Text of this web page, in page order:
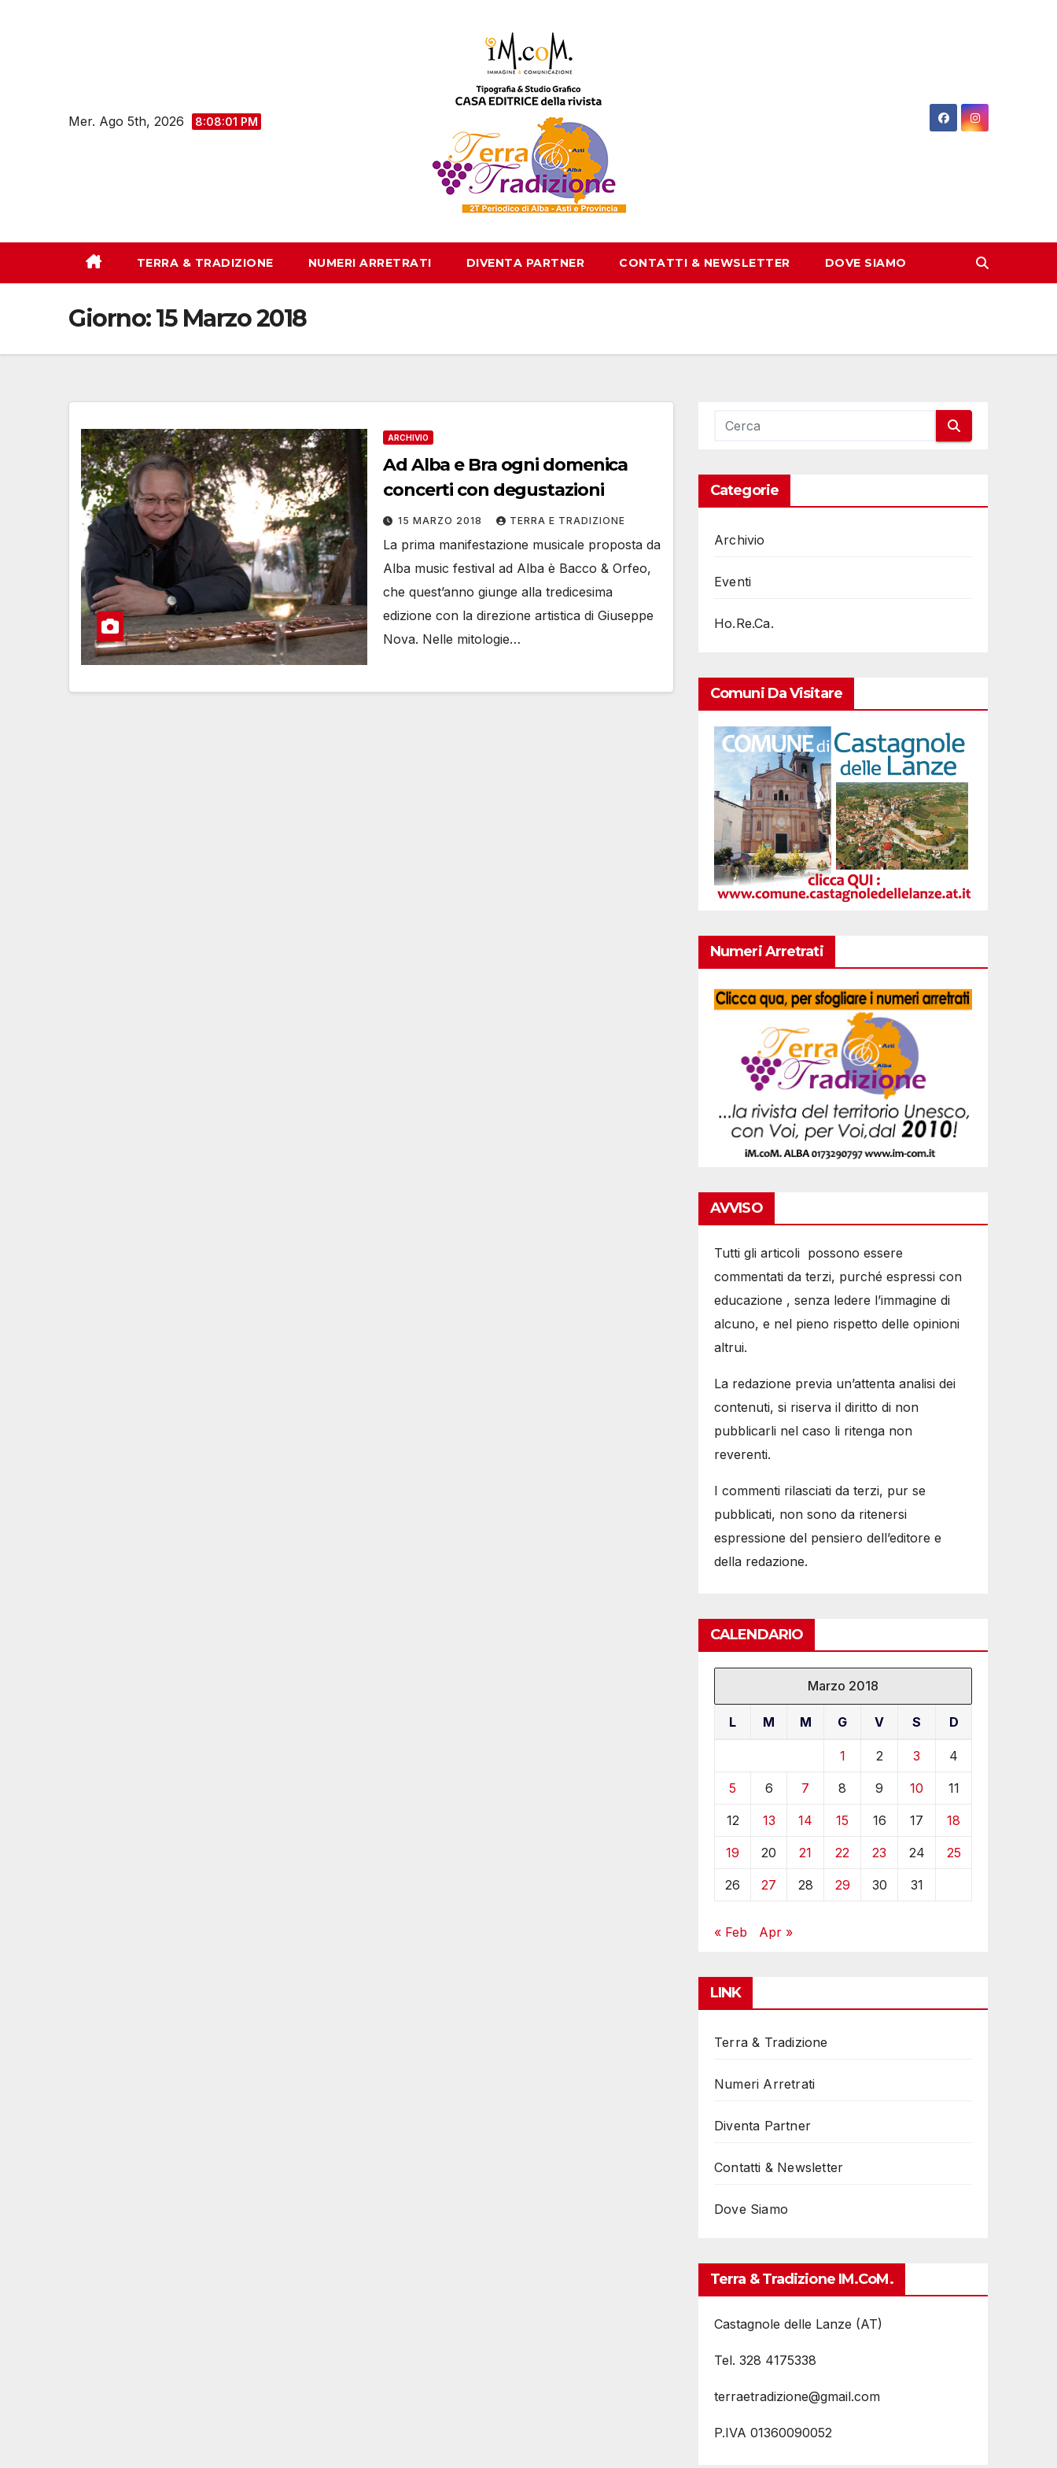
Mer. Ago 5th, 2026 8:08:02 PM
TERRA & TRADIZIONE NUMERI ARRETRATI DIVENTA PARTNER CONTATTI & NEWSLETTER DOVE SIAMO
Giorno:15 Marzo 2018
ARCHIVIO
Ad Alba e Bra ogni domenica
concerti con degustazioni
15 MARZO 2018 TERRA E TRADIZIONE
La prima manifestazione musicale proposta da
Alba music festival ad Alba è Bacco & Orfeo,
che quest’anno giunge alla tredicesima
edizione con la direzione artistica di Giuseppe
Nova. Nelle mitologie…
Categorie
Archivio
Eventi
Ho.Re.Ca.
Comuni Da Visitare
Numeri Arretrati
AVVISO
Tutti gli articoli possono essere
commentati da terzi, purché espressi con
educazione , senza ledere l’immagine di
alcuno, e nel pieno rispetto delle opinioni
altrui.
La redazione previa un’attenta analisi dei
contenuti, si riserva il diritto di non
pubblicarli nel caso li ritenga non
reverenti.
I commenti rilasciati da terzi, pur se
pubblicati, non sono da ritenersi
espressione del pensiero dell’editore e
della redazione.
CALENDARIO
Marzo 2018
L M M G V S D
1 2 3 4
5 6 7 8 9 10 11
12 13 14 15 16 17 18
19 20 21 22 23 24 25
26 27 28 29 30 31
« Feb Apr »
LINK
Terra & Tradizione
Numeri Arretrati
Diventa Partner
Contatti & Newsletter
Dove Siamo
Terra & Tradizione IM.coM.
Castagnole delle Lanze (AT)
Tel. 328 4175338
terraetradizione@gmail.com
P.IVA 01360090052